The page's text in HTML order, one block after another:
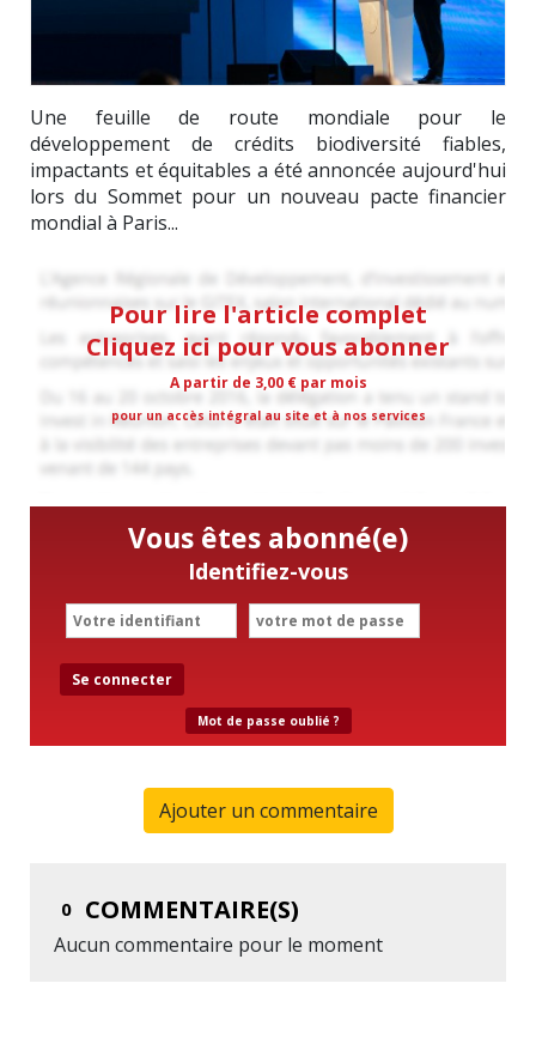
Une feuille de route mondiale pour le
développement de crédits biodiversité fiables,
impactants et équitables a été annoncée aujourd'hui
lors du Sommet pour un nouveau pacte financier
mondial à Paris...
Pour lire l'article complet
Cliquez ici pour vous abonner
A partir de 3,00 € par mois
pour un accès intégral au site et à nos services
Vous êtes abonné(e)
Identifiez-vous
Se connecter
Mot de passe oublié ?
Ajouter un commentaire
0 COMMENTAIRE(S)
Aucun commentaire pour le moment